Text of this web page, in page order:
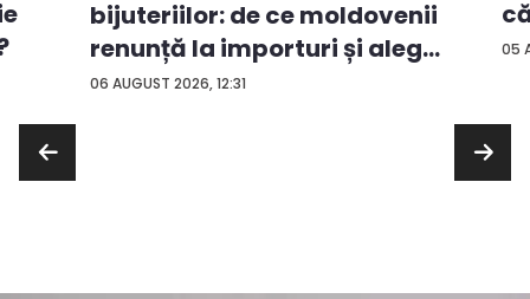
06 AUGUST 2026, 12:31
bijuteriilor: de ce moldovenii
renunță la importuri și aleg
...
05